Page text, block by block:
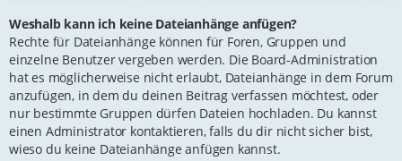
Weshalb kann ich keine Dateianhänge anfügen?
Rechte für Dateianhänge können für Foren, Gruppen und
einzelne Benutzer vergeben werden. Die Board-Administration
hat es möglicherweise nicht erlaubt, Dateianhänge in dem Forum
anzufügen, in dem du deinen Beitrag verfassen möchtest, oder
nur bestimmte Gruppen dürfen Dateien hochladen. Du kannst
einen Administrator kontaktieren, falls du dir nicht sicher bist,
wieso du keine Dateianhänge anfügen kannst.